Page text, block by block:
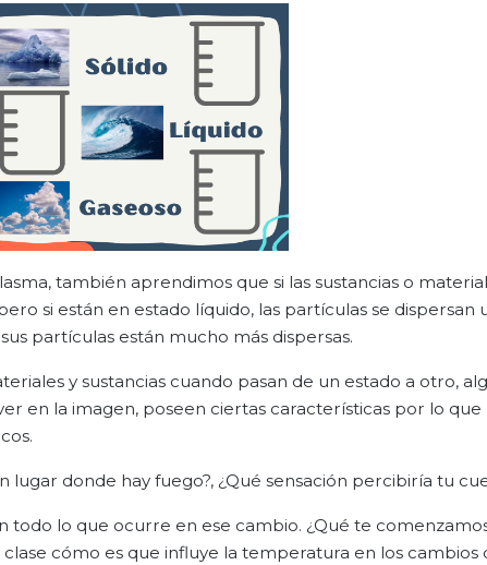
también aprendimos que si las sustancias o
si están en estado líquido, las partículas se dispersan
partículas están mucho más dispersas.
y sustancias cuando pasan de un estado a otro,
en la imagen, poseen ciertas características por lo
lugar donde hay fuego?, ¿Qué sensación percibiría tu
lo que ocurre en ese cambio. ¿Qué te
cómo es que influye la temperatura en los cambios